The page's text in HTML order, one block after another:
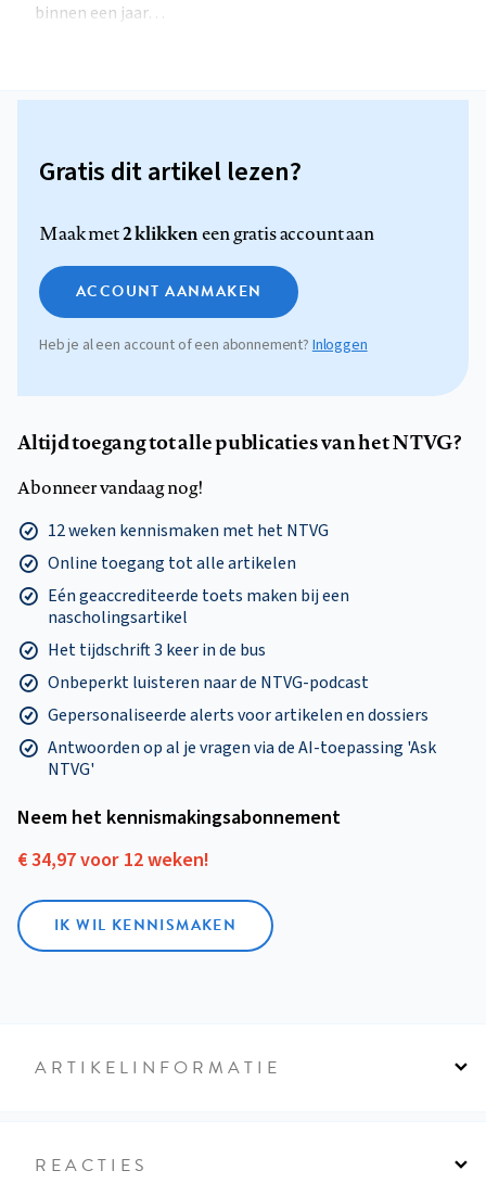
binnen een jaar…
Gratis dit artikel lezen?
Maak met2 klikkeneen gratis account aan
ACCOUNT AANMAKEN
Heb je al een account of een abonnement? Inloggen
Altijd toegang tot alle publicaties van het NTVG?
Abonneer vandaag nog!
12 weken kennismaken met het NTVG
Online toegang tot alle artikelen
Eén geaccrediteerde toets maken bij een
nascholingsartikel
Het tijdschrift 3 keer in de bus
Onbeperkt luisteren naar de NTVG-podcast
Gepersonaliseerde alerts voor artikelen en dossiers
Antwoorden op al je vragen via de AI-toepassing 'Ask
NTVG'
Neem het kennismakings­abonnement
€ 34,97 voor 12 weken!
IK WIL KENNISMAKEN
ARTIKELINFORMATIE
REACTIES